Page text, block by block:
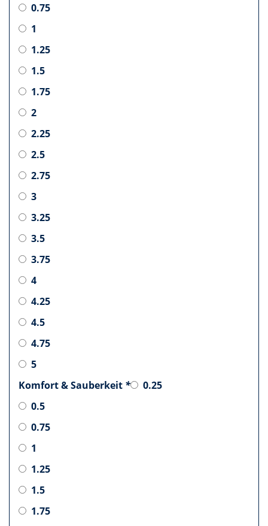
0.75
1
1.25
1.5
1.75
2
2.25
2.5
2.75
3
3.25
3.5
3.75
4
4.25
4.5
4.75
5
Komfort & Sauberkeit *
0.25
0.5
0.75
1
1.25
1.5
1.75